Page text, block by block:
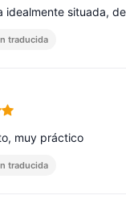
idealmente situada,
traducida
5
muy práctico
traducida